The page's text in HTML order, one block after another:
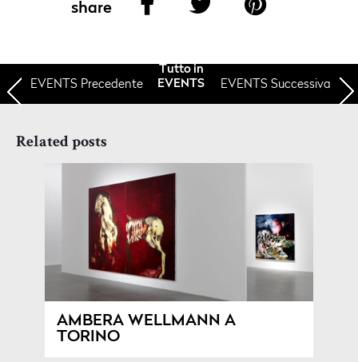
share
EVENTS Precedente
Tutto in
EVENTS
EVENTS Successiva
Related posts
AMBERA WELLMANN A
TORINO